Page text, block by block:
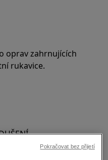
oprav zahrnujících
rukavice.
Pokračovat bez přijetí